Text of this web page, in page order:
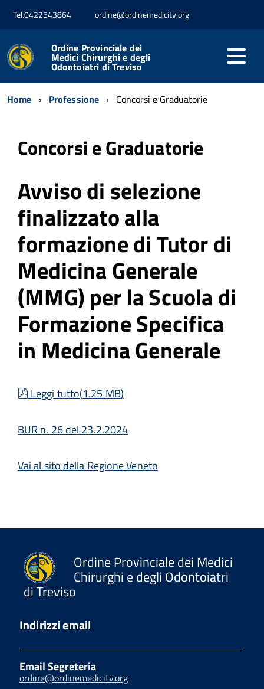
Tel.0422543864 ordine@ordinemedicitv.org
Ordine Provinciale dei
Medici Chirurghi e degli
Odontoiatri di Treviso
Home Professione Concorsi e Graduatorie
Concorsi e Graduatorie
Avviso di selezione
finalizzato alla
formazione di Tutor di
Medicina Generale
(MMG) per la Scuola di
Formazione Specifica
in Medicina Generale
pdf
Leggi tutto(1.25 MB)
BUR n. 26 del 23.2.2024
Vai al sito della Regione Veneto
Ordine Provinciale dei Medici
Chirurghi e degli Odontoiatri
di Treviso
Indirizzi email
Email Segreteria
ordine@ordinemedicitv.org